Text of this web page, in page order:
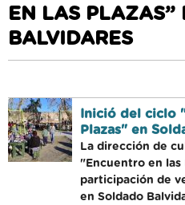
EN LAS PLAZAS”
BALVIDARES
Inició del ciclo
Plazas" en
La dirección de
"Encuentro en las
participación de
en Soldado